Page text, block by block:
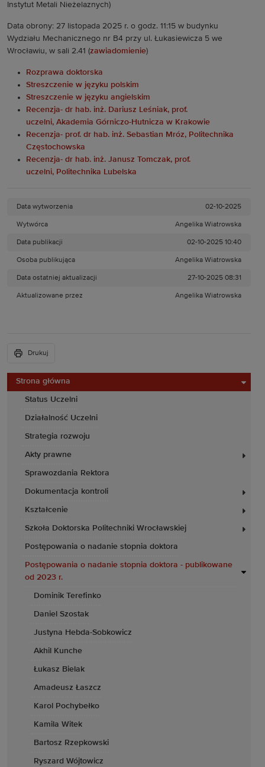
Strona główna
Status Uczelni
Działalność Uczelni
Strategia rozwoju
Akty prawne
Sprawozdania Rektora
Dokumentacja kontroli
Kształcenie
Szkoła Doktorska Politechniki Wrocławskiej
Postępowania o nadanie stopnia doktora
Postępowania o nadanie stopnia doktora - publikowane
od 2023 r.
Dominik Terefinko
Daniel Szostak
Justyna Hebda-Sobkowicz
Akhil Kunche
Łukasz Bielak
Amadeusz Łaszcz
Karol Pochybełko
Kamila Witek
Bartosz Rzepkowski
Ryszard Wójtowicz
Instytut Metali Nieżelaznych)
Data obrony: 27 listopada 2025 r. o godz. 11:15 w budynku
Wydziału Mechanicznego nr B4 przy ul. Łukasiewicza 5 we
Wrocławiu, w sali 2.41 (zawiadomienie)
Rozprawa doktorska
Streszczenie w języku polskim
Streszczenie w języku angielskim
Recenzja- dr hab. inż. Dariusz Leśniak, prof.
uczelni, Akademia Górniczo-Hutnicza w Krakowie
Recenzja- prof. dr hab. inż. Sebastian Mróz, Politechnika
Częstochowska
Recenzja- dr hab. inż. Janusz Tomczak, prof.
uczelni, Politechnika Lubelska
Data wytworzenia 02-10-2025
Wytwórca Angelika Wiatrowska
Data publikacji 02-10-2025 10:40
Osoba publikująca Angelika Wiatrowska
Data ostatniej aktualizacji 27-10-2025 08:31
Aktualizowane przez Angelika Wiatrowska
Drukuj